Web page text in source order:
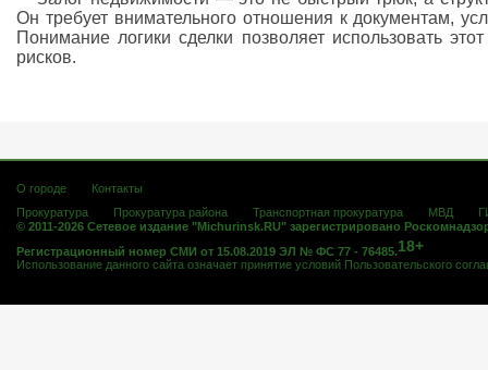
Он требует внимательного отношения к документам,
Понимание логики сделки позволяет использовать
рисков.
О городе
Контакты
Прокуратура
Прокуратура района Транспортная прокуратура МВД
© 2011-2026 Сетевое издание "Michurinsk.RU" зарегистрировано
Регистрационный номер СМИ от 15.08.2019 ЭЛ № ФС 77 - 76485.18+
Использование данного сайта означает принятие условий Пользовательского